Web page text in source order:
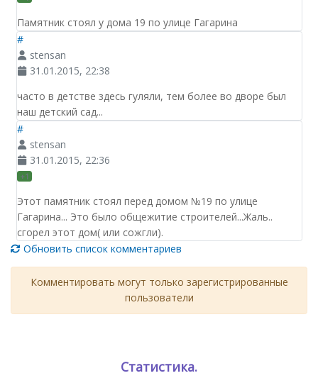
Памятник стоял у дома 19 по улице Гагарина
#
stensan
31.01.2015, 22:38
часто в детстве здесь гуляли, тем более во дворе был
наш детский сад...
#
stensan
31.01.2015, 22:36
+1
Этот памятник стоял перед домом №19 по улице
Гагарина... Это было общежитие строителей...Жаль..
сгорел этот дом( или сожгли).
Обновить список комментариев
Комментировать могут только зарегистрированные
пользователи
Статистика.